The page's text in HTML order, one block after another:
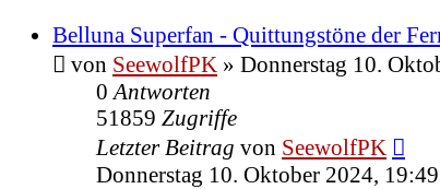
Belluna Superfan - Quittungstöne der
von SeewolfPK » Donnerstag 10.
0 Antworten
51859 Zugriffe
Letzter Beitrag von SeewolfPK
Donnerstag 10. Oktober 2024, 19:49